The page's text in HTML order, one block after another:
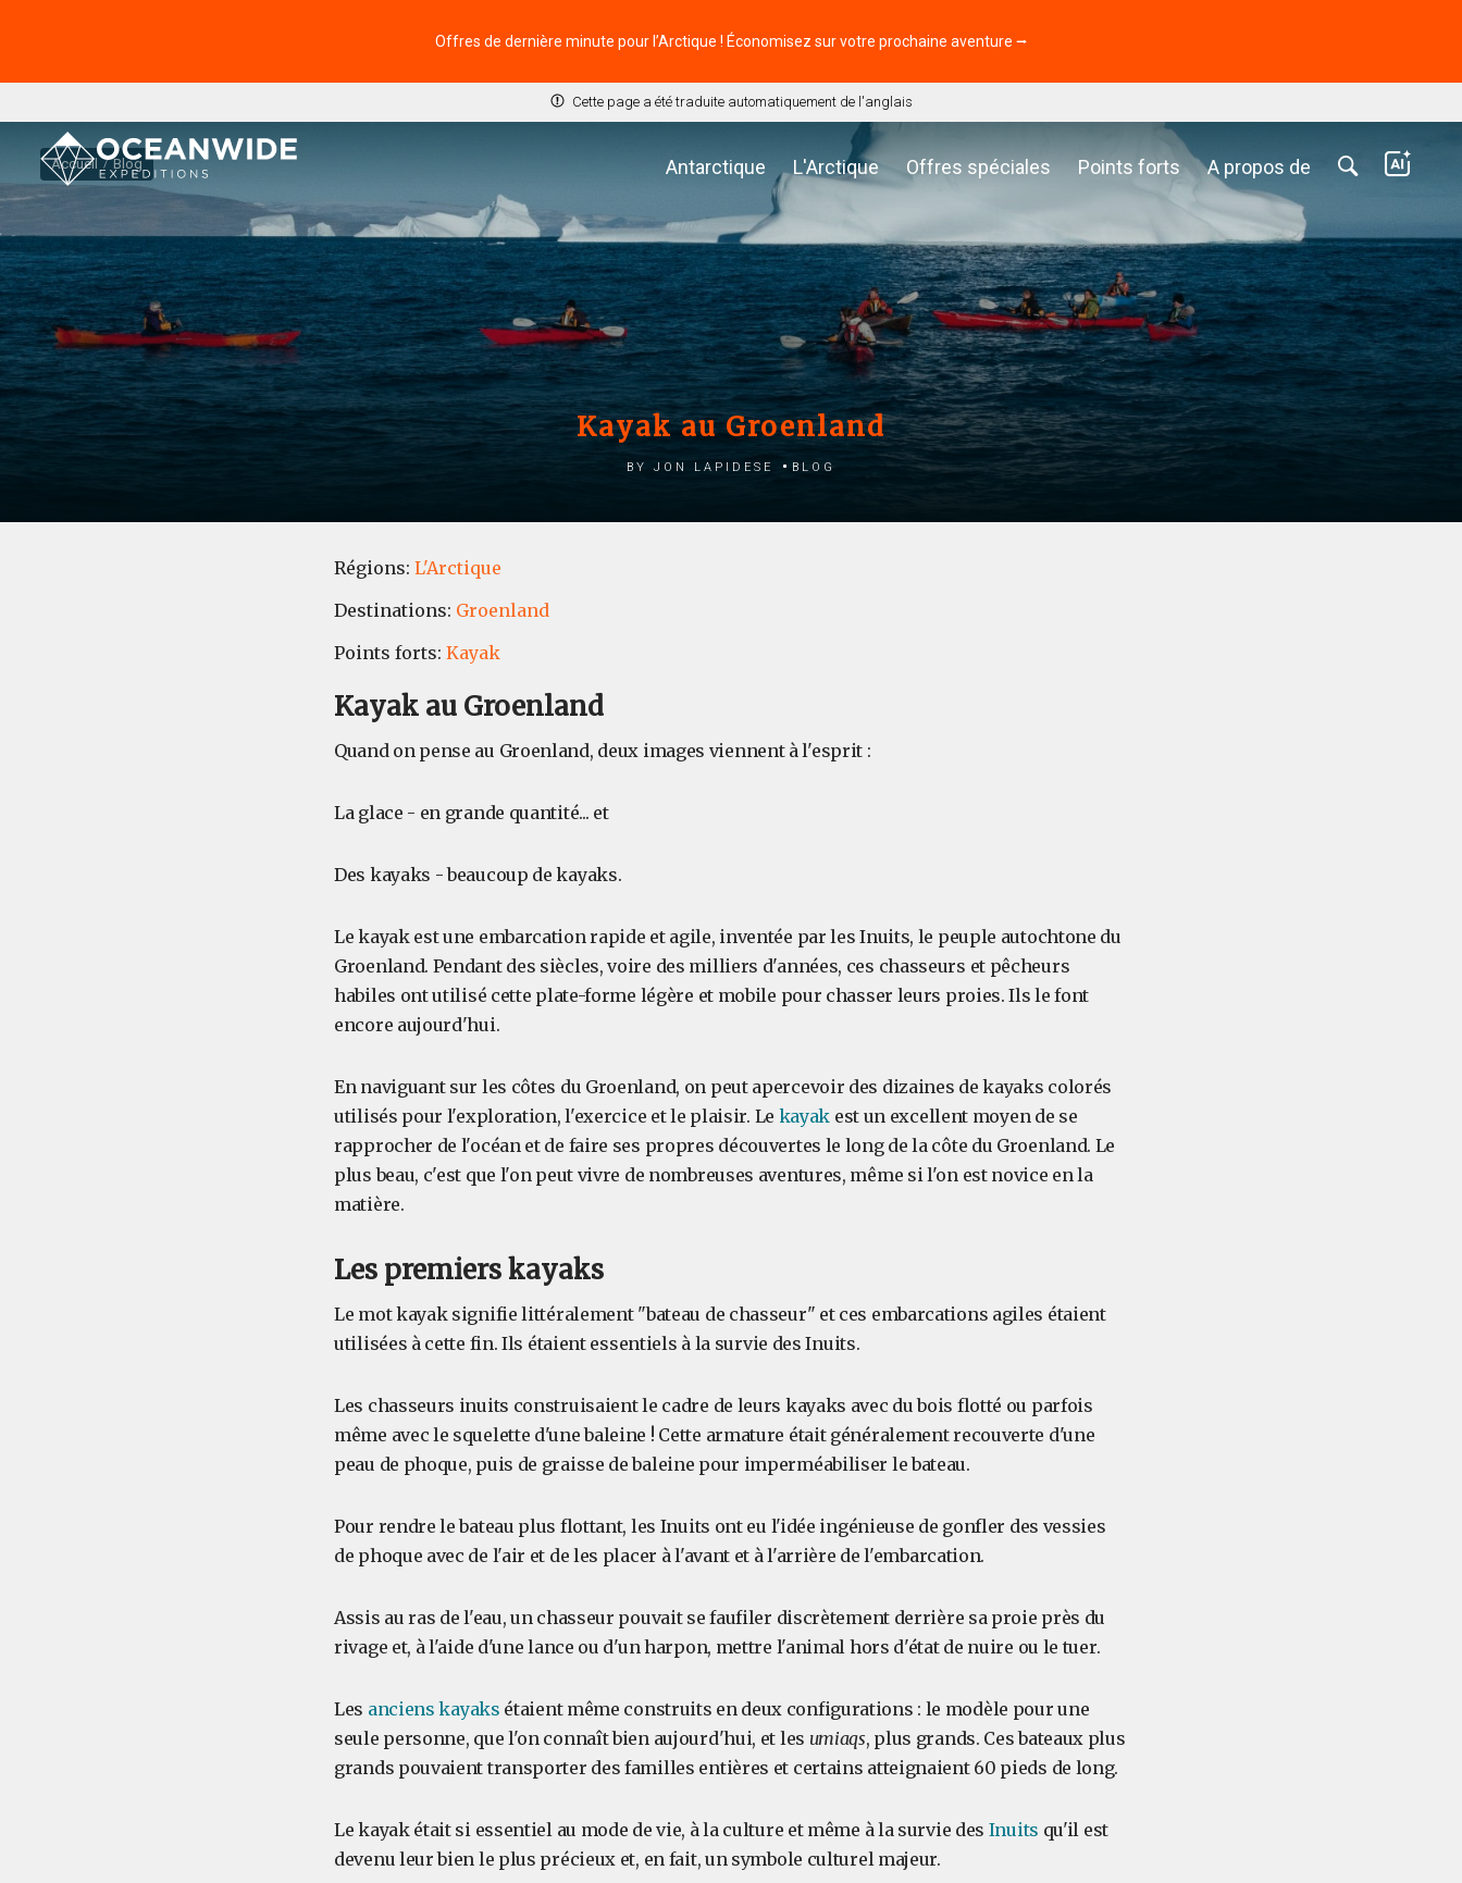
Offres de dernière minute pour l’Arctique ! Économisez sur votre prochaine aventure ⭢
Cette page a été traduite automatiquement de l'anglais
Antarctique L'Arctique Offres spéciales Points forts A propos de
Accueil Blog
Kayak au Groenland
by Jon Lapidese Blog
Régions: L'Arctique
Destinations: Groenland
Points forts: Kayak
Kayak au Groenland
Quand on pense au Groenland, deux images viennent à l'esprit :
La glace - en grande quantité... et
Des kayaks - beaucoup de kayaks.
Le kayak est une embarcation rapide et agile, inventée par les Inuits, le peuple autochtone du
Groenland. Pendant des siècles, voire des milliers d'années, ces chasseurs et pêcheurs
habiles ont utilisé cette plate-forme légère et mobile pour chasser leurs proies. Ils le font
encore aujourd'hui.
En naviguant sur les côtes du Groenland, on peut apercevoir des dizaines de kayaks colorés
utilisés pour l'exploration, l'exercice et le plaisir. Le kayak est un excellent moyen de se
rapprocher de l'océan et de faire ses propres découvertes le long de la côte du Groenland. Le
plus beau, c'est que l'on peut vivre de nombreuses aventures, même si l'on est novice en la
matière.
Les premiers kayaks
Le mot kayak signifie littéralement "bateau de chasseur" et ces embarcations agiles étaient
utilisées à cette fin. Ils étaient essentiels à la survie des Inuits.
Les chasseurs inuits construisaient le cadre de leurs kayaks avec du bois flotté ou parfois
même avec le squelette d'une baleine ! Cette armature était généralement recouverte d'une
peau de phoque, puis de graisse de baleine pour imperméabiliser le bateau.
Pour rendre le bateau plus flottant, les Inuits ont eu l'idée ingénieuse de gonfler des vessies
de phoque avec de l'air et de les placer à l'avant et à l'arrière de l'embarcation.
Assis au ras de l'eau, un chasseur pouvait se faufiler discrètement derrière sa proie près du
rivage et, à l'aide d'une lance ou d'un harpon, mettre l'animal hors d'état de nuire ou le tuer.
Les anciens kayaks étaient même construits en deux configurations : le modèle pour une
seule personne, que l'on connaît bien aujourd'hui, et les umiaqs, plus grands. Ces bateaux plus
grands pouvaient transporter des familles entières et certains atteignaient 60 pieds de long.
Le kayak était si essentiel au mode de vie, à la culture et même à la survie des Inuits qu'il est
devenu leur bien le plus précieux et, en fait, un symbole culturel majeur.